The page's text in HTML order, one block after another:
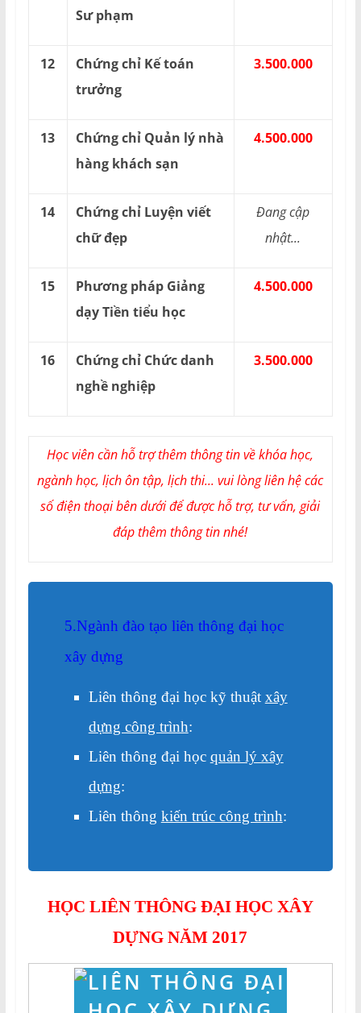
Sư phạm
12
Chứng chỉ Kế toán
trưởng
3.500.000
13
Chứng chỉ Quản lý nhà
hàng khách sạn
4.500.000
14
Chứng chỉ Luyện viết
chữ đẹp
Đang cập
nhật...
15
Phương pháp Giảng
dạy Tiền tiểu học
4.500.000
16
Chứng chỉ Chức danh
nghề nghiệp
3.500.000
Học viên cần hỗ trợ thêm thông tin về khóa học,
ngành học, lịch ôn tập, lịch thi... vui lòng liên hệ các
số điện thoại bên dưới để được hỗ trợ, tư vấn, giải
đáp thêm thông tin nhé!
5.Ngành đào tạo liên thông đại học
xây dựng
Liên thông đại học kỹ thuật xây
dựng công trình:
Liên thông đại học quản lý xây
dựng:
Liên thông kiến trúc công trình:
HỌC LIÊN THÔNG ĐẠI HỌC XÂY
DỰNG NĂM 2017